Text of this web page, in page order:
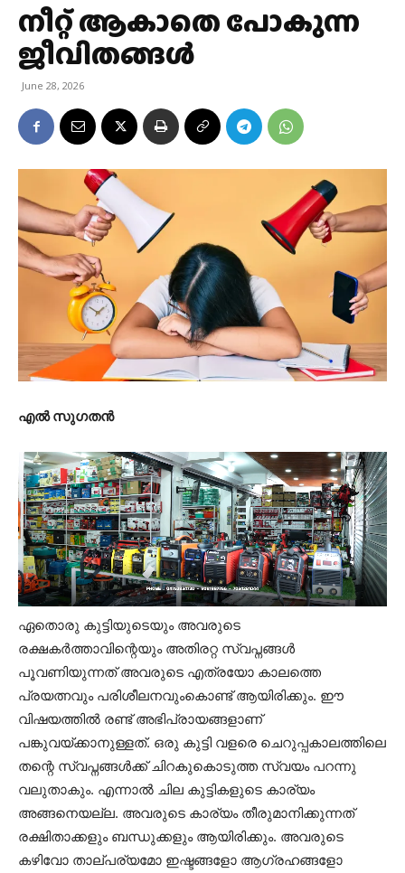
നീറ്റ് ആകാതെ പോകുന്ന
ജീവിതങ്ങൾ
June 28, 2026
എൽ സുഗതൻ
ഏതൊരു കുട്ടിയുടെയും അവരുടെ
രക്ഷകർത്താവിന്റെയും അതിരറ്റ സ്വപ്നങ്ങൾ
പൂവണിയുന്നത് അവരുടെ എത്രയോ കാലത്തെ
പ്രയത്നവും പരിശീലനവുംകൊണ്ട് ആയിരിക്കും. ഈ
വിഷയത്തിൽ രണ്ട് അഭിപ്രായങ്ങളാണ്
പങ്കുവയ്ക്കാനുള്ളത്. ഒരു കുട്ടി വളരെ ചെറുപ്പകാലത്തിലെ
തന്റെ സ്വപ്നങ്ങൾക്ക് ചിറകുകൊടുത്ത സ്വയം പറന്നു
വലുതാകും. എന്നാൽ ചില കുട്ടികളുടെ കാര്യം
അങ്ങനെയല്ല. അവരുടെ കാര്യം തീരുമാനിക്കുന്നത്
രക്ഷിതാക്കളും ബന്ധുക്കളും ആയിരിക്കും. അവരുടെ
കഴിവോ താല്പര്യമോ ഇഷ്ടങ്ങളോ ആഗ്രഹങ്ങളോ